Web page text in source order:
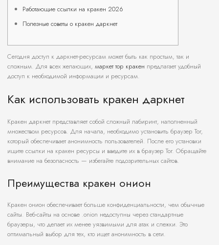
Работающие ссылки на кракен 2026
Полезные советы о кракен даркнет
Сегодня доступ к даркнет-ресурсам может быть как простым, так и
сложным. Для всех желающих, маркет тор кракен предлагает удобный
доступ к необходимой информации и ресурсам.
Как использовать кракен даркнет
Kракен даркнет представляет собой сложный лабиринт, наполненный
множеством ресурсов. Для начала, необходимо установить браузер Tor,
который обеспечивает анонимность пользователей. После его установки
ищите ссылки на кракен ресурсы и введите их в браузер Tor. Обращайте
внимание на безопасность — избегайте подозрительных сайтов.
Преимущества кракен онион
Кракен онион обеспечивает больше конфиденциальности, чем обычные
сайты. Веб-сайты на основе .onion недоступны через стандартные
браузеры, что делает их менее уязвимыми для атак и слежки. Это
оптимальный выбор для тех, кто ищет анонимность в сети.